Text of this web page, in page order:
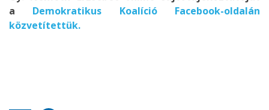
a Demokratikus Koalíció Facebook-oldalán
közvetítettük.